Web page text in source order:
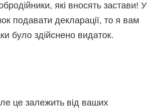
які вносять застави! У
подавати декларації, то я вам
було здійснено видаток.
це залежить від ваших